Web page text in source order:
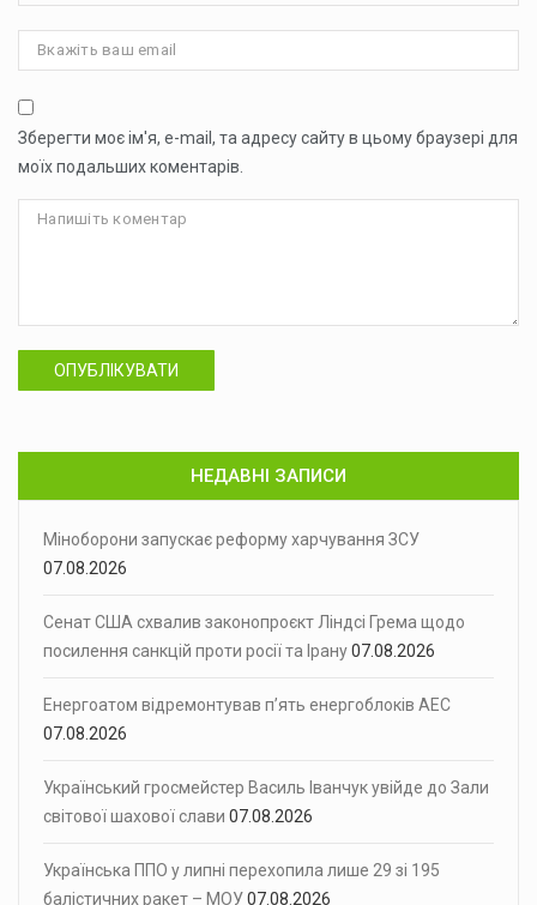
Зберегти моє ім'я, e-mail, та адресу сайту в цьому браузері для
моїх подальших коментарів.
ОПУБЛІКУВАТИ
НЕДАВНІ ЗАПИСИ
Міноборони запускає реформу харчування ЗСУ
07.08.2026
Сенат США схвалив законопроєкт Ліндсі Грема щодо
посилення санкцій проти росії та Ірану07.08.2026
Енергоатом відремонтував п’ять енергоблоків АЕС
07.08.2026
Український гросмейстер Василь Іванчук увійде до Зали
світової шахової слави 07.08.2026
Українська ППО у липні перехопила лише 29 зі 195
балістичних ракет – МОУ07.08.2026